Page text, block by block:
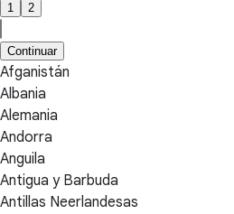
1 2
Continuar
Afganistán
Albania
Alemania
Andorra
Anguila
Antigua y Barbuda
Antillas Neerlandesas